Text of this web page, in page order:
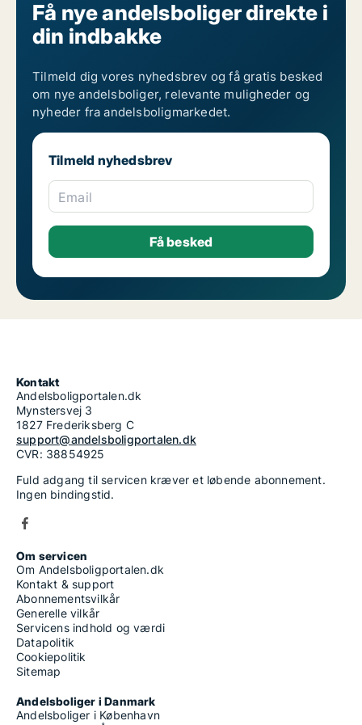
Få nye andelsboliger direkte i
din indbakke
Tilmeld dig vores nyhedsbrev og få gratis besked
om nye andelsboliger, relevante muligheder og
nyheder fra andelsboligmarkedet.
Tilmeld nyhedsbrev
Email
Kontakt
Andelsboligportalen.dk
Mynstersvej 3
1827 Frederiksberg C
support@andelsboligportalen.dk
CVR: 38854925
Fuld adgang til servicen kræver et løbende abonnement.
Ingen bindingstid.
Om servicen
Om Andelsboligportalen.dk
Kontakt & support
Abonnementsvilkår
Generelle vilkår
Servicens indhold og værdi
Datapolitik
Cookiepolitik
Sitemap
Andelsboliger i Danmark
Andelsboliger i København